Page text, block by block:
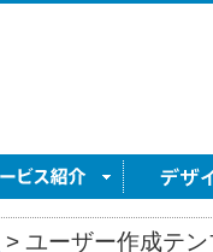
> ユーザー作成テ